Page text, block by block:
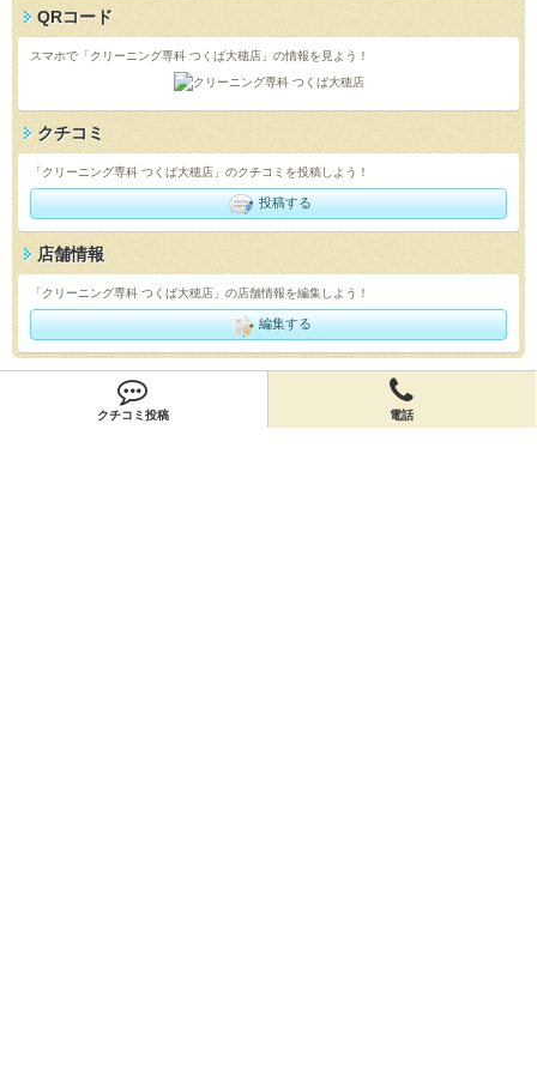
クチコミ投稿 電話
QRコード
スマホで「クリーニング専科 つくば大穂店」の情報を見よう！
クチコミ
「クリーニング専科 つくば大穂店」のクチコミを投稿しよう！
投稿する
店舗情報
「クリーニング専科 つくば大穂店」の店舗情報を編集しよう！
編集する
会員登録